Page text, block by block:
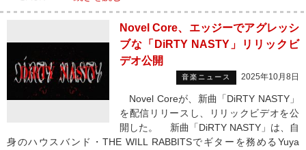
Novel Core、エッジーでアグレッシ
ブな「DiRTY NASTY」リリックビ
デオ公開
音楽ニュース 2025年10月8日
Novel Coreが、新曲「DiRTY NASTY」
を配信リリースし、リリックビデオを公
開した。 新曲「DiRTY NASTY」は、自
身のハウスバンド・THE WILL RABBITSでギターを務めるYuya